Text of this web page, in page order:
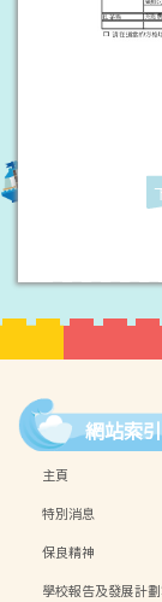
網站索引
主頁
特別消息
保良精神
學校報告及發展計